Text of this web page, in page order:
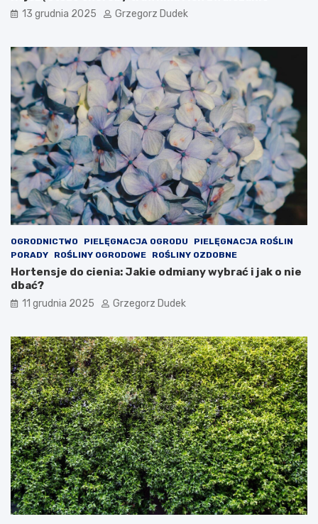
a
r
z
i
e
j
t
y
p
o
w
y
c
h
s
y
p
t
o
m
ó
l
e
r
g
i
i
u
d
z
i
e
c
i
ł
e
o
ż
o
n
a
r
o
d
z
e
n
i
o
w
d
e
k
o
r
j
e
n
a
w
ł
a
s
n
ą
r
ę
k
ę
13 grudnia 2025 Grzegorz Dudek
OGRODNICTWO PIELĘGNACJA OGRODU
PIELĘGNACJA ROŚLIN
PORADY
ROŚLINY OGRODOWE ROŚLINY OZDOBNE
Hortensje do cienia: Jakie odmiany wybrać i jak o nie
dbać?
11 grudnia 2025 Grzegorz Dudek